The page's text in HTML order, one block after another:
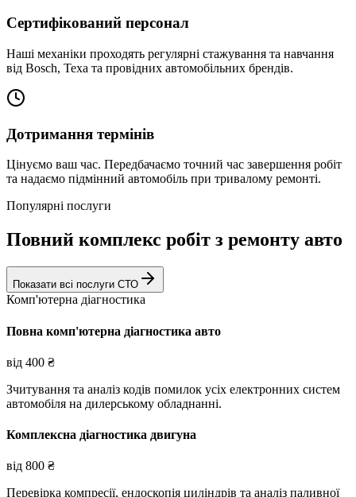
Сертифікований персонал
Наші механіки проходять регулярні стажування та навчання
від Bosch, Texa та провідних автомобільних брендів.
Дотримання термінів
Цінуємо ваш час. Передбачаємо точний час завершення робіт
та надаємо підмінний автомобіль при тривалому ремонті.
Популярні послуги
Повний комплекс робіт з ремонту авто
Показати всі послуги СТО
Комп'ютерна діагностика
Повна комп'ютерна діагностика авто
від 400 ₴
Зчитування та аналіз кодів помилок усіх електронних систем
автомобіля на дилерському обладнанні.
Комплексна діагностика двигуна
від 800 ₴
Перевірка компресії, ендоскопія циліндрів та аналіз паливної